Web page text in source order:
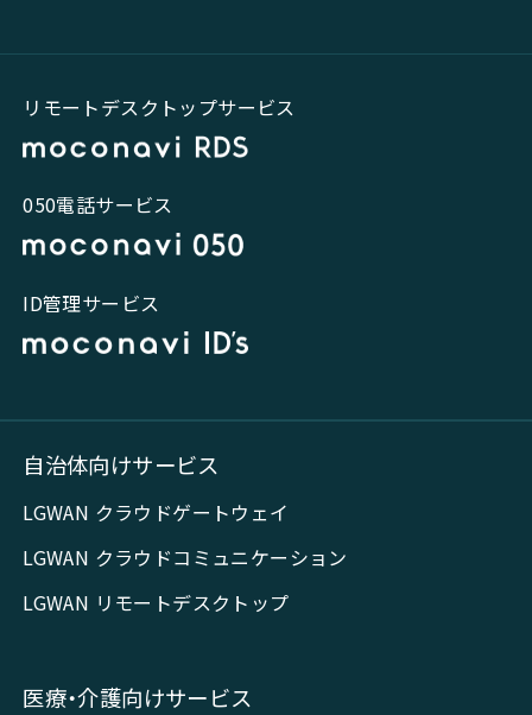
リモートデスクトップサービス
050電話サービス
ID管理サービス
自治体向けサービス
LGWAN クラウドゲートウェイ
LGWAN クラウドコミュニケーション
LGWAN リモートデスクトップ
医療・介護向けサービス